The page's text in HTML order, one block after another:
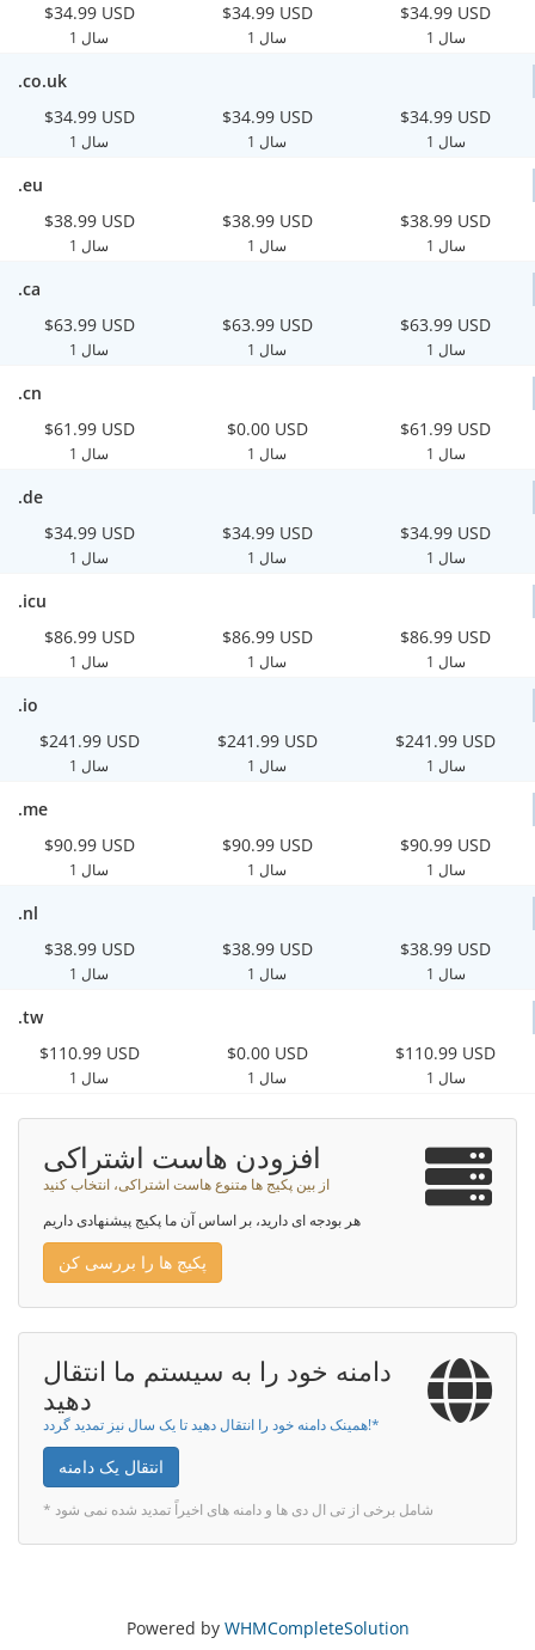
$34.99 USD
1 سال
$34.99 USD
1 سال
$34.99 USD
1 سال
.co.uk
$34.99 USD
1 سال
$34.99 USD
1 سال
$34.99 USD
1 سال
.eu
$38.99 USD
1 سال
$38.99 USD
1 سال
$38.99 USD
1 سال
.ca
$63.99 USD
1 سال
$63.99 USD
1 سال
$63.99 USD
1 سال
.cn
$61.99 USD
1 سال
$0.00 USD
1 سال
$61.99 USD
1 سال
.de
$34.99 USD
1 سال
$34.99 USD
1 سال
$34.99 USD
1 سال
.icu
$86.99 USD
1 سال
$86.99 USD
1 سال
$86.99 USD
1 سال
.io
$241.99 USD
1 سال
$241.99 USD
1 سال
$241.99 USD
1 سال
.me
$90.99 USD
1 سال
$90.99 USD
1 سال
$90.99 USD
1 سال
.nl
$38.99 USD
1 سال
$38.99 USD
1 سال
$38.99 USD
1 سال
.tw
$110.99 USD
1 سال
$0.00 USD
1 سال
$110.99 USD
1 سال
افزودن هاست اشتراکی
از بین پکیج ها متنوع هاست اشتراکی، انتخاب کنید
هر بودجه ای دارید، بر اساس آن ما پکیج پیشنهادی داریم
پکیج ها را بررسی کن
دامنه خود را به سیستم ما انتقال
دهید
همینک دامنه خود را انتقال دهید تا یک سال نیز تمدید گردد!*
انتقال یک دامنه
* شامل برخی از تی ال دی ها و دامنه های اخیراً تمدید شده نمی شود
Powered by WHMCompleteSolution